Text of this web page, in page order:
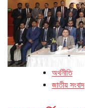
অর্থনীতি
জাতীয় সংবাদ